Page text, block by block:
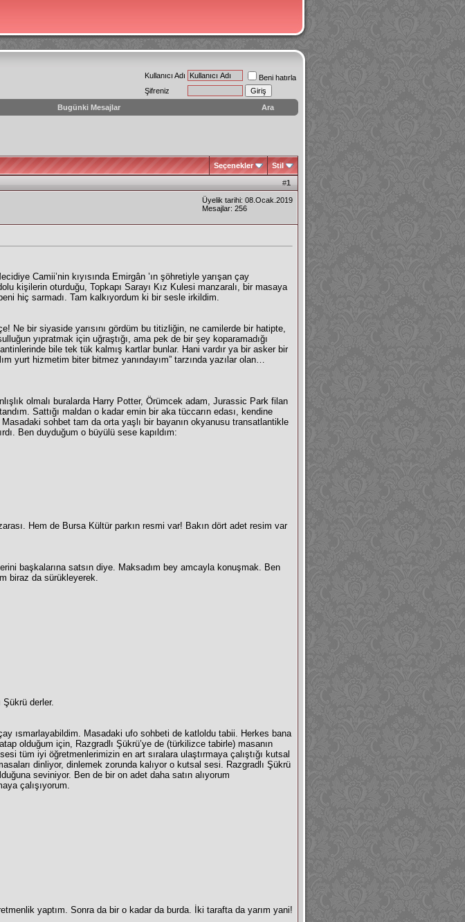
Kullanıcı Adı
Beni hatırla
Şifreniz
Bugünki Mesajlar Ara
Seçenekler Stil
#1
Üyelik tarihi: 08.Ocak.2019
Mesajlar: 256
Camii’nin kıyısında Emirgân ’ın şöhretiyle yarışan çay
kişilerin oturduğu, Topkapı Sarayı Kız Kulesi manzaralı, bir masaya
hiç sarmadı. Tam kalkıyordum ki bir sesle irkildim.
Ne bir siyaside yarısını gördüm bu titizliğin, ne camilerde bir hatipte,
yıpratmak için uğraştığı, ama pek de bir şey koparamadığı
bile tek tük kalmış kartlar bunlar. Hani vardır ya bir asker bir
yurt hizmetim biter bitmez yanındayım” tarzında yazılar olan…
olmalı buralarda Harry Potter, Örümcek adam, Jurassic Park filan
Sattığı maldan o kadar emin bir aka tüccarın edası, kendine
sohbet tam da orta yaşlı bir bayanın okyanusu transatlantikle
Ben duyduğum o büyülü sese kapıldım:
Hem de Bursa Kültür parkın resmi var! Bakın dört adet resim var
başkalarına satsın diye. Maksadım bey amcayla konuşmak. Ben
biraz da sürükleyerek.
derler.
ısmarlayabildim. Masadaki ufo sohbeti de katloldu tabii. Herkes bana
olduğum için, Razgradlı Şükrü’ye de (türkilizce tabirle) masanın
tüm iyi öğretmenlerimizin en art sıralara ulaştırmaya çalıştığı kutsal
dinliyor, dinlemek zorunda kalıyor o kutsal sesi. Razgradlı Şükrü
seviniyor. Ben de bir on adet daha satın alıyorum
çalışıyorum.
yaptım. Sonra da bir o kadar da burda. İki tarafta da yarım yani!